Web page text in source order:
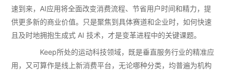
速到来，AI应用将全面改变消费流程、节省用户时间和精力，提
供更多新的商业价值。只是聚焦到具体赛道和企业时，如何快速
且及时地拥抱生成式 AI 技术，才是变革进程中的关键课题。
Keep所处的运动科技领域，既是垂直服务行业的精准应
用，又可算作是线上新消费平台，无论哪种分类，均普遍为机构